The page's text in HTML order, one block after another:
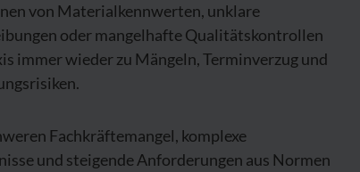
von Materialkennwerten, unklare
oder mangelhafte Qualitätskontrollen
immer wieder zu Mängeln, Terminverzug und
Fachkräftemangel, komplexe
und steigende Anforderungen aus Normen